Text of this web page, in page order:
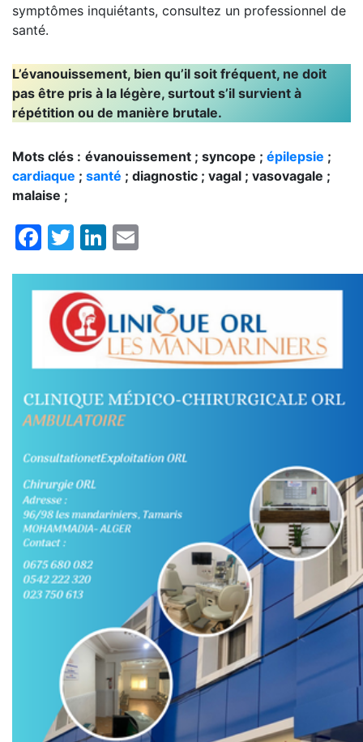
symptômes inquiétants, consultez un professionnel de
santé.
L’évanouissement, bien qu’il soit fréquent, ne doit
pas être pris à la légère, surtout s’il survient à
répétition ou de manière brutale.
Mots clés : évanouissement ; syncope ; épilepsie ;
cardiaque ; santé ; diagnostic ; vagal ; vasovagale ;
malaise ;
Facebook
TwitterLinkedIn